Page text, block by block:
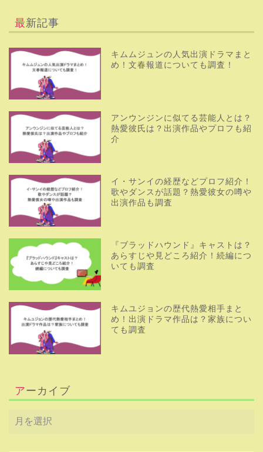
最新記事
キムムジュンの人気出演ドラマまと
め！文春報道についても調査！
アンウンジンに似てる芸能人とは？
熱愛彼氏は？出演作品やプロフも紹
介
イ・サンイの経歴などプロフ紹介！
歌やダンスが話題？熱愛彼女の噂や
出演作品も調査
『ブラッドハウンド』キャストは？
あらすじや見どころ紹介！続編につ
いても調査
キムユジョンの歴代熱愛相手まと
め！出演ドラマ作品は？家族につい
ても調査
アーカイブ